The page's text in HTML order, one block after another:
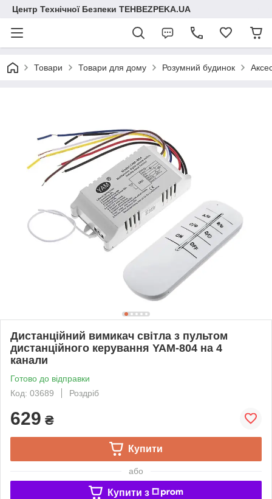
Центр Технічної Безпеки TEHBEZPEKA.UA
Товари Товари для дому Розумний будинок
Дистанційний вимикач світла з пультом
дистанційного керування YAM-804 на 4
канали
Готово до відправки
Код: 03689
Роздріб
629 ₴
Купити
або
Купити з